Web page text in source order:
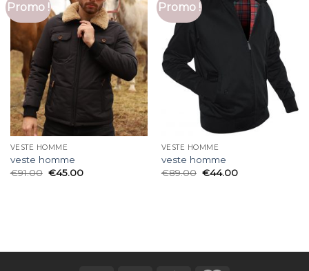
Promo !
VESTE HOMME
veste homme
€91.00 €45.00
Promo !
VESTE HOMME
veste homme
€89.00 €44.00